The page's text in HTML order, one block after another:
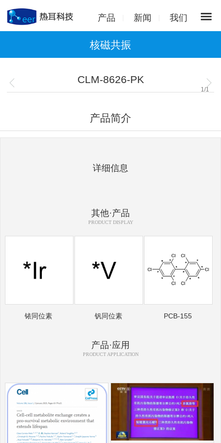
产品 新闻 我们
核磁共振
CLM-8626-PK
1 /1
产品简介
详细信息
其他·产品
PRODUCT DISPLAY
铱同位素 钒同位素 PCB-155
产品·应用
PRODUCT APPLICATION